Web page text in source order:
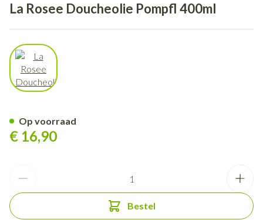
La Rosee Doucheolie Pompfl 400ml
View larger image
€ 16,90
Bestel
Op voorraad